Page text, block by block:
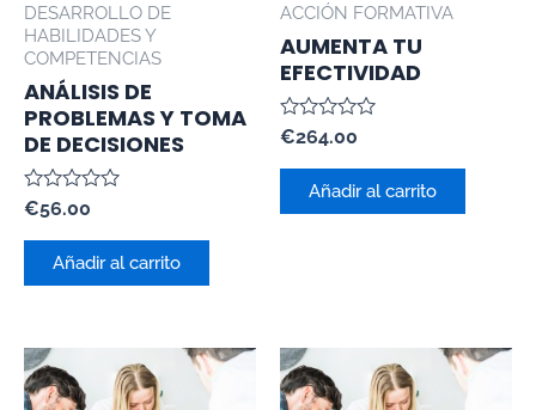
DESARROLLO DE
HABILIDADES Y
COMPETENCIAS
ANÁLISIS DE
PROBLEMAS Y TOMA
DE DECISIONES
Valorado
con
0
€56.00
Añadir al carrito
ACCIÓN FORMATIVA
AUMENTA TU
EFECTIVIDAD
Valorado
0
€264.00
Añadir al carrito